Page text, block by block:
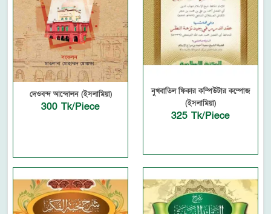
দেওবন্দ আন্দোলন (ইসলামিয়া)
300 Tk/Piece
নুখবাতিল ফিকার কম্পিউটার কম্পোজ
(ইসলামিয়া)
325 Tk/Piece